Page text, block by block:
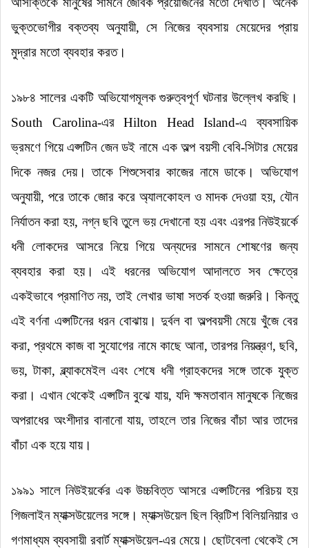
ভুক্তভোগীর বক্তব্য অনুযায়ী, সে নিজের ব্যবসায় মেয়েদের প্রায়
মুদ্রার মতো ব্যবহার করত।
১৯৮৪ সালের একটি অভিযোগমূলক গুরুত্বপূর্ণ ঘটনার উল্লেখ করছি ।
South Carolina-এর Hilton Head Island-এ ব্যবসায়িক
ভ্রমণে গিয়ে এপ্সটিন জেন ডই নামে এক অল্প বয়সী বেবি-সিটার মেয়ের
দিকে নজর দেয়।তাকে শিশুসেবার কাজের নামে ডাকে । অভিযোগ
অনুযায়ী, পরে তাকে জোর করে অ্যালকোহল ও মাদক দেওয়া হয়, যৌন
নির্যাতন করা হয়, নগ্ন ছবি তুলে ভয় দেখানো হয় এবং এরপর নিউইয়র্কে
ধনী লোকদের আসরে নিয়ে গিয়ে অন্যদের সামনে শোষণের জন্য
ব্যবহার করা হয়।এই ধরনের অভিযোগ আদালতে সব ক্ষেত্রে
একইভাবে প্রমাণিত নয়, তাই লেখার ভাষা সতর্ক হওয়া জরুরি ।কিন্তু
এই বর্ণনা এপ্সটিনের ধরন বোঝায়।দুর্বল বা অল্পবয়সী মেয়ে খুঁজে বের
করা, প্রথমে কাজ বা সুযোগের নামে কাছে আনা, তারপর নিয়ন্ত্রণ, ছবি,
ভয়, টাকা, ব্ল্যাকমেইল এবং শেষে ধনী গ্রাহকদের সঙ্গে তাকে যুক্ত
করা । এখান থেকেই এপ্সটিন বুঝে যায়, যদি ক্ষমতাবান মানুষকে নিজের
অপরাধের অংশীদার বানানো যায়, তাহলে তার নিজের বাঁচা আর তাদের
বাঁচা এক হয়ে যায়।
১৯৯১ সালে নিউইয়র্কের এক উচ্চবিত্ত আসরে এপ্সটিনের পরিচয় হয়
গিজলাইন ম্যাক্সউয়েলের সঙ্গে।ম্যাক্সউয়েল ছিল ব্রিটিশ বিলিয়নিয়ার ও
গণমাধ্যম ব্যবসায়ী রবার্ট ম্যাক্সউয়েল-এর মেয়ে।ছোটবেলা থেকেই সে